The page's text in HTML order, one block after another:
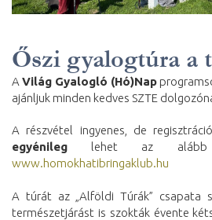
Őszi gyalogtúra a
A Világ Gyalogló (Hó)Nap
ajánljuk minden kedves SZTE
A részvétel ingyenes, de
egyénileg lehet az alább
www.homokhatibringaklub.hu
A túrát az „Alföldi Túrák” csapata
természetjárást is szokták évente